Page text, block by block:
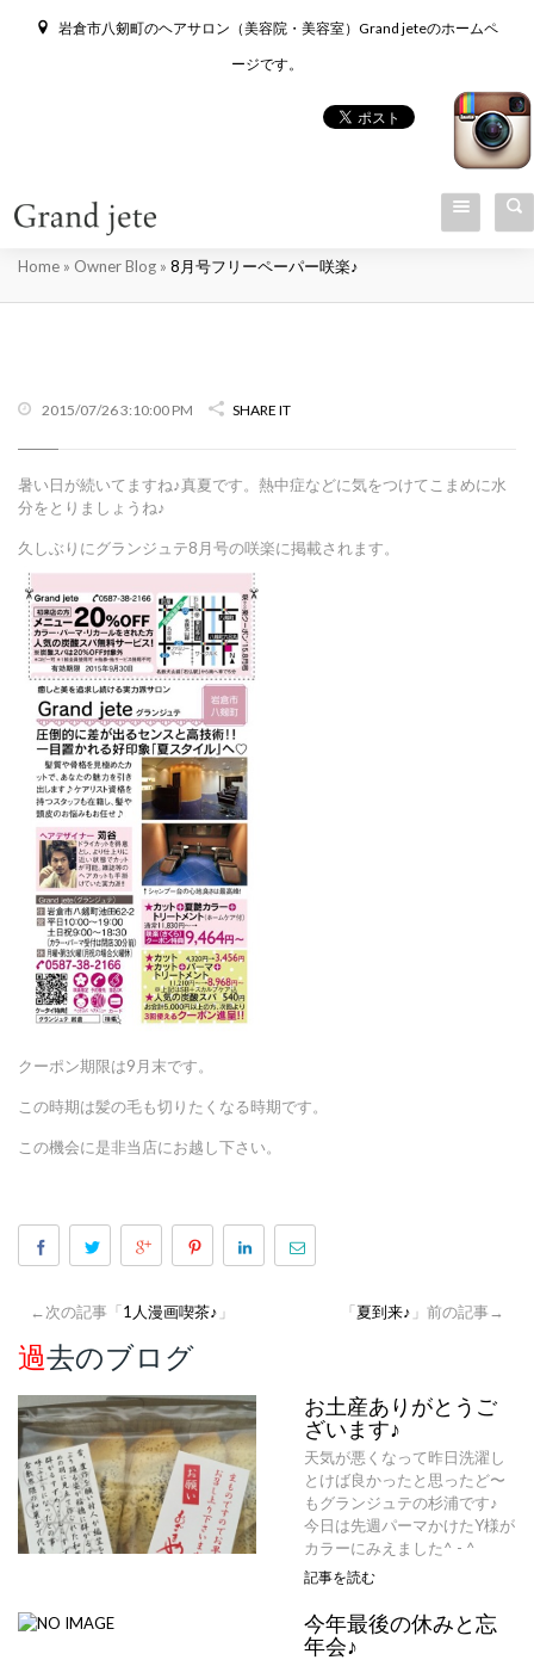
岩倉市八剱町のヘアサロン（美容院・美容室）Grand jeteのホームペ
ージです。
8月号フリーペーパー咲楽♪
Home » Owner Blog » 8月号フリーペーパー咲楽♪
2015/07/26 3:10:00 PM SHARE IT
暑い日が続いてますね♪真夏です。熱中症などに気をつけてこまめに水
分をとりましょうね♪
久しぶりにグランジュテ8月号の咲楽に掲載されます。
クーポン期限は9月末です。
この時期は髪の毛も切りたくなる時期です。
この機会に是非当店にお越し下さい。
「夏到来♪ 」前の記事→
←次の記事「1人漫画喫茶♪ 」
過去のブログ
お土産ありがとうご
ざいます♪
天気が悪くなって昨日洗濯し
とけば良かったと思ったど〜
もグランジュテの杉浦です♪
今日は先週パーマかけたY様が
カラーにみえました^ - ^
記事を読む
今年最後の休みと忘
年会♪